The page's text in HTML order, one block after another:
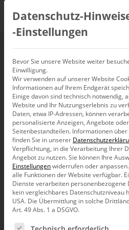
Bissantz News
Datenschutz-
‑Einstellungen
Bevor Sie unsere Website weiter
Einwilligung.
Wir verwenden auf unserer Website
Informationen auf Ihrem Endgerät
Einige davon sind technisch notwendig,
Website und Ihr Nutzungserlebnis zu
Daten, etwa IP-Adressen, können
personalisierte Anzeigen, Angebote
Seitenbestandteilen. Informationen
finden Sie in unserer
Verpflichtung, in die Verarbeitung Ihrer
Angebot zu nutzen.Sie können Ihre
Einstellungenwiderrufen oder anpassen.
alle Funktionen der Website verfügbar.
Dienste verarbeiten personenbezogene
kein vergleichbares Datenschutzniveau
USA. Die Übermittlung in solche
Art. 49 Abs. 1 a DSGVO.
Es folgt eine Liste der